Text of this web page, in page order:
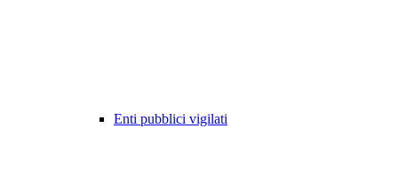
Enti pubblici vigilati